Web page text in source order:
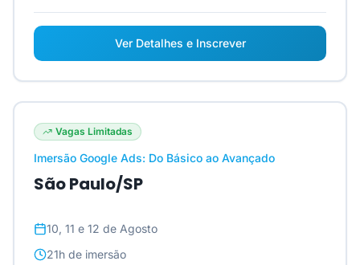
Ver Detalhes e Inscrever
Vagas Limitadas
Imersão Google Ads: Do Básico ao Avançado
São Paulo/SP
10, 11 e 12 de Agosto
21h de imersão